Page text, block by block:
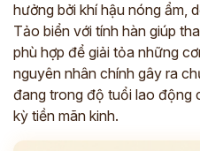
hưởng bởi khí hậu nóng ẩm,
Tảo biển với tính hàn giúp
phù hợp để giải tỏa những
nguyên nhân chính gây ra
đang trong độ tuổi lao động
kỳ tiền mãn kinh.